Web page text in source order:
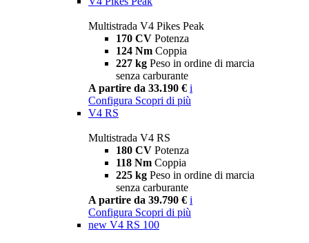
Multistrada V4 Pikes Peak
170 CV Potenza
124 Nm Coppia
227 kg Peso in ordine di marcia
senza carburante
A partire da 33.190 € i
Configura Scopri di più
V4 RS
Multistrada V4 RS
180 CV Potenza
118 Nm Coppia
225 kg Peso in ordine di marcia
senza carburante
A partire da 39.790 € i
Configura Scopri di più
new V4 RS 100